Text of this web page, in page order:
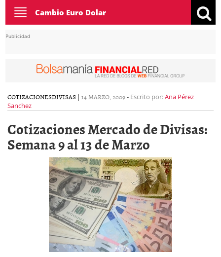
Toggle
navigation
Cambio Euro Dolar
Publicidad
COTIZACIONESDIVISAS | 14 MARZO, 2009- Escrito por:Ana Pérez
Sanchez
Cotizaciones Mercado de Divisas:
Semana 9 al 13 de Marzo